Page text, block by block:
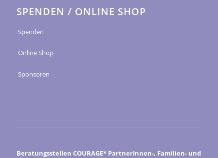
SPENDEN / ONLINE SHOP
Spenden
Online Shop
Sponsoren
Beratungsstellen COURAGE* PartnerInnen-, Familien- und